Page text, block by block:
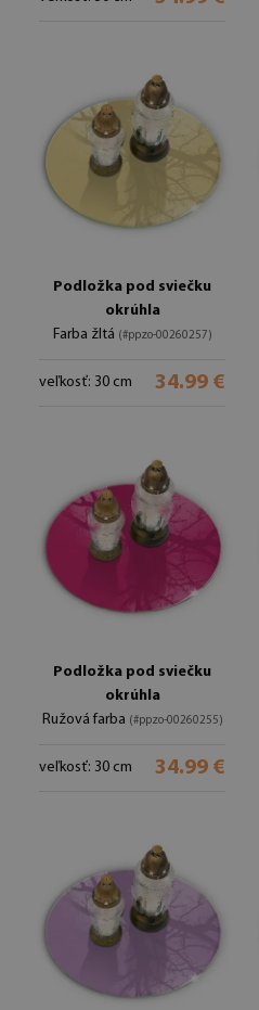
Podložka pod sviečku
okrúhla
Farba žltá (#ppzo-00260257)
veľkosť: 30 cm 34.99 €
Podložka pod sviečku
okrúhla
Ružová farba (#ppzo-00260255)
veľkosť: 30 cm 34.99 €